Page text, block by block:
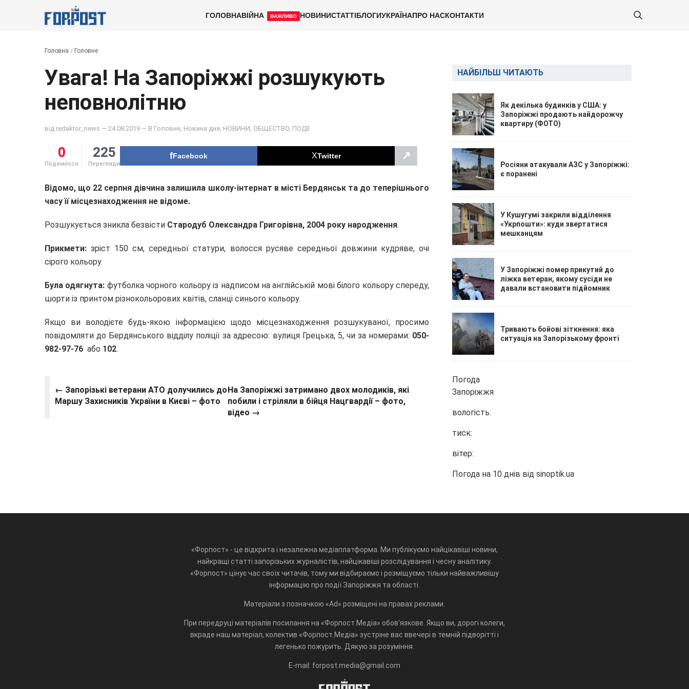
ГОЛОВНАВІЙНА ВАЖЛИВО НОВИНИСТАТТІБЛОГИУКРАЇНАПРО НАСКОНТАКТИ
Головна / Головне
Увага! На Запоріжжі розшукують
неповнолітню
від redaktor_news — 24.08.2019 — В Головне Новина дня НОВИНИ ОБЩЕСТВО ПОДІЇ
0
Поділилося
225
Перегляди
Facebook Twitter ↗
Відомо, що 22 серпня дівчина залишила школу-інтернат в місті Бердянськ та до теперішнього
часу її місцезнаходження не відоме.
Розшукується зникла безвісти Стародуб Олександра Григорівна, 2004 року народження.
Прикмети: зріст 150 см, середньої статури, волосся русяве середньої довжини кудряве, очі
сірого кольору.
Була одягнута: футболка чорного кольору із надписом на англійській мові білого кольору спереду,
шорти із принтом різнокольорових квітів, сланці синього кольору.
Якщо ви володієте будь-якою інформацією щодо місцезнаходження розшукуваної, просимо
повідомляти до Бердянського відділу поліції за адресою: вулиця Грецька, 5, чи за номерами: 050-
982-97-76 або 102.
← Запорізькі ветерани АТО долучились до
Маршу Захисників України в Києві – фото
На Запоріжжі затримано двох молодиків, які
побили і стріляли в бійця Нацгвардії – фото,
відео →
НАЙБІЛЬШ ЧИТАЮТЬ
Як декілька будинків у США: у
Запоріжжі продають найдорожчу
квартиру (ФОТО)
Росіяни атакували АЗС у Запоріжжі:
є поранені
У Кушугумі закрили відділення
«Укрпошти»: куди звертатися
мешканцям
У Запоріжжі помер прикутий до
ліжка ветеран, якому сусіди не
давали встановити підйомник
Тривають бойові зіткнення: яка
ситуація на Запорізькому фронті
Погода
Запоріжжя
вологість:
тиск:
вітер:
Погода на 10 днів від sinoptik.ua
«Форпост» - це відкрита і незалежна медіаплатформа. Ми публікуємо найцікавіші новини,
найкращі статті запорізьких журналістів, найцікавіші розслідування і чесну аналітику.
«Форпост» цінує час своїх читачів, тому ми відбираємо і розміщуємо тільки найважливішу
інформацію про події Запоріжжя та області.
Матеріали з позначкою «Ad» розміщені на правах реклами.
При передруці матеріалів посилання на «Форпост.Медіа» обов'язкове. Якщо ви, дорогі колеги,
вкраде наш матеріал, колектив «Форпост.Медіа» зустріне вас ввечері в темній підворітті і
легенько пожурить. Дякую за розуміння.
E-mail: forpost.media@gmail.com